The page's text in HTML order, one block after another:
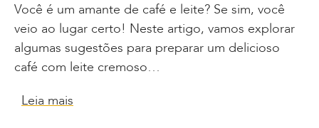
Você é um amante de café e leite? Se sim, você
veio ao lugar certo! Neste artigo, vamos explorar
algumas sugestões para preparar um delicioso
café com leite cremoso…
Leia mais